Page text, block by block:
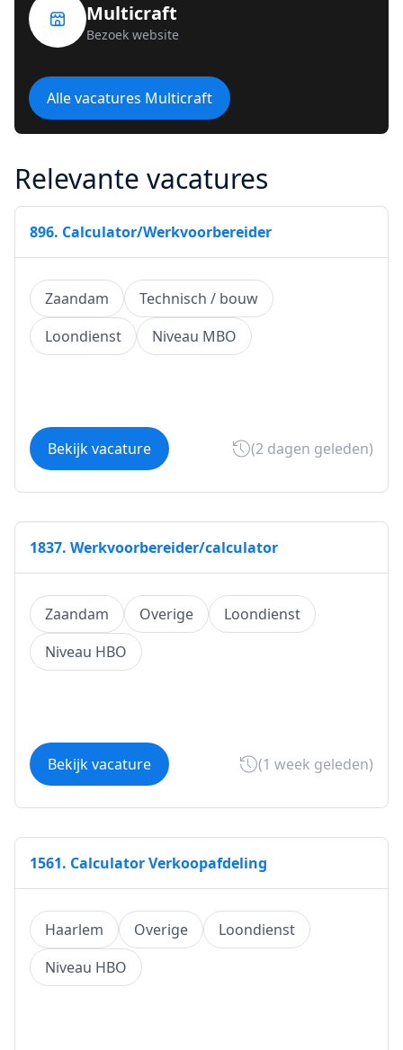
Multicraft
Bezoek website
Alle vacatures Multicraft
Relevante vacatures
896. Calculator/Werkvoorbereider
Zaandam
Technisch / bouw
Loondienst
Niveau MBO
Bekijk vacature (2 dagen geleden)
1837. Werkvoorbereider/calculator
Zaandam Overige
Loondienst
Niveau HBO
Bekijk vacature (1 week geleden)
1561. Calculator Verkoopafdeling
Haarlem Overige
Loondienst
Niveau HBO